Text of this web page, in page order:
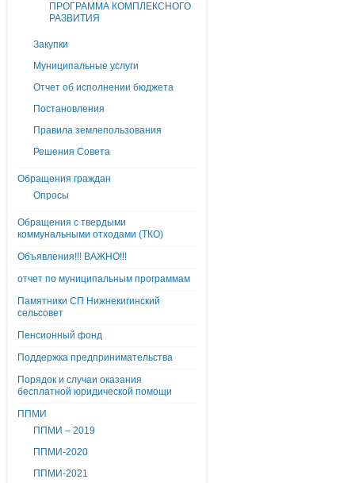
ПРОГРАММА КОМПЛЕКСНОГО
РАЗВИТИЯ
Закупки
Муниципальные услуги
Отчет об исполнении бюджета
Постановления
Правила землепользования
Решения Совета
Обращения граждан
Опросы
Обращения с твердыми
коммунальными отходами (ТКО)
Объявления!!! ВАЖНО!!!
отчет по муниципальным программам
Памятники СП Нижнекигинский
сельсовет
Пенсионный фонд
Поддержка предпринимательства
Порядок и случаи оказания
бесплатной юридической помощи
ППМИ
ППМИ – 2019
ППМИ-2020
ППМИ-2021